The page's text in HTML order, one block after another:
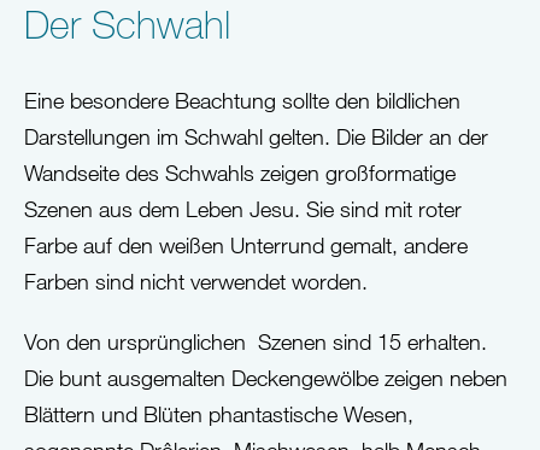
Der Schwahl
Eine besondere Beachtung sollte den bildlichen
Darstellungen im Schwahl gelten. Die Bilder an der
Wandseite des Schwahls zeigen großformatige
Szenen aus dem Leben Jesu. Sie sind mit roter
Farbe auf den weißen Unterrund gemalt, andere
Farben sind nicht verwendet worden.
Von den ursprünglichen Szenen sind 15 erhalten.
Die bunt ausgemalten Deckengewölbe zeigen neben
Blättern und Blüten phantastische Wesen,